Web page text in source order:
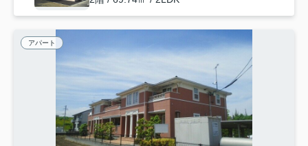
アパート